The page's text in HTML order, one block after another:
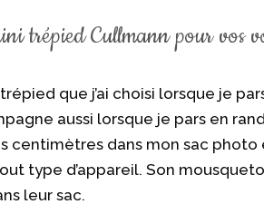
trépied Cullmann pour vos
trépied que j’ai choisi lorsque je
aussi lorsque je pars en
centimètres dans mon sac photo
type d’appareil. Son
leur sac.